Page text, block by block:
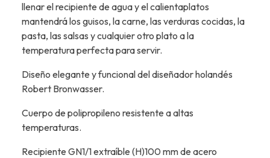
llenar el recipiente de agua y el calientaplatos
mantendrá los guisos, la carne, las verduras cocidas, la
pasta, las salsas y cualquier otro plato a la
temperatura perfecta para servir.
Diseño elegante y funcional del diseñador holandés
Robert Bronwasser.
Cuerpo de polipropileno resistente a altas
temperaturas.
Recipiente GN1/1 extraíble (H)100 mm de acero